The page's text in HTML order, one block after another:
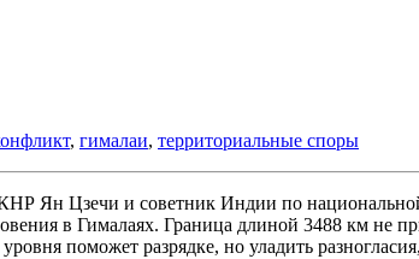
, гималаи, территориальные споры
Ян Цзечи и советник Индии по
в Гималаях. Граница длиной 3488 км не
поможет разрядке, но уладить